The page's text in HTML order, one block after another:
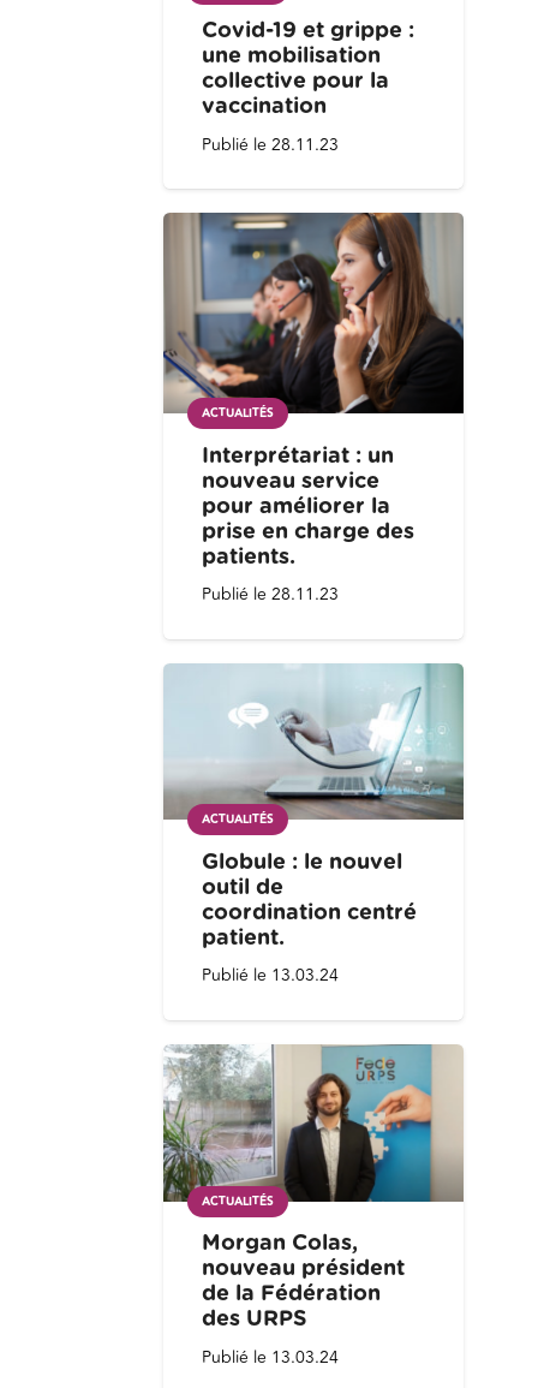
Covid-19 et grippe :
une mobilisation
collective pour la
vaccination
Publié le28.11.23
ACTUALITÉS
Interprétariat : un
nouveau service
pour améliorer la
prise en charge des
patients.
Publié le28.11.23
ACTUALITÉS
Globule : le nouvel
outil de
coordination centré
patient.
Publié le 13.03.24
ACTUALITÉS
Morgan Colas,
nouveau président
de la Fédération
des URPS
Publié le 13.03.24